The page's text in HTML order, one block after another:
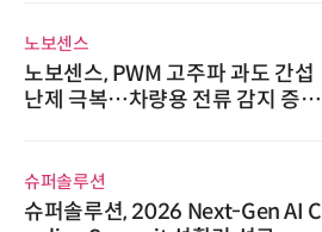
노보센스
노보센스, PWM 고주파 과도 간섭
난제 극복…차량용 전류 감지 증폭
슈퍼솔루션
슈퍼솔루션, 2026 Next-Gen AI C